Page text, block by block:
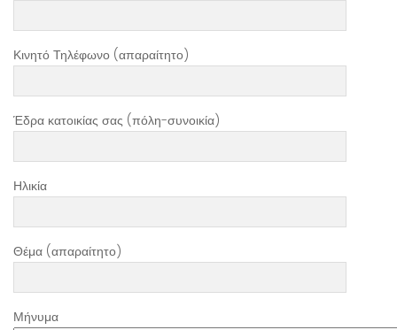
Κινητό Τηλέφωνο (απαραίτητο)
Έδρα κατοικίας σας (πόλη-συνοικία)
Ηλικία
Θέμα (απαραίτητο)
Μήνυμα